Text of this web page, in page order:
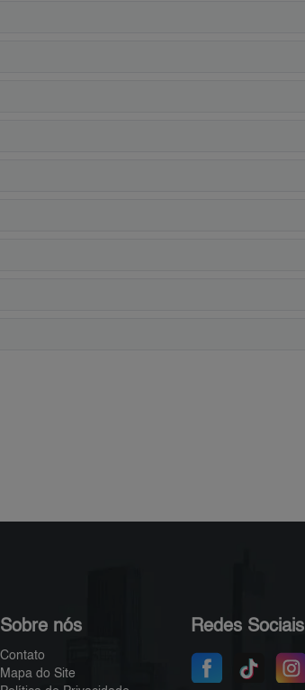
Sobre nós
Contato
Mapa do Site
Redes Sociais